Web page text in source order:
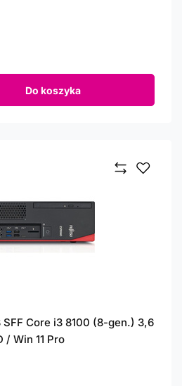
Do koszyka
SFF Core i3 8100 (8-gen.) 3,6
/ Win 11 Pro